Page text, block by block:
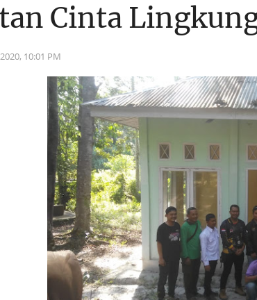
Cinta
10:01 PM